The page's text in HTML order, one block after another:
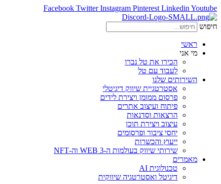
Facebook Twitter Instagram Pinterest Linkedin Youtube
חיפוש
ראשי
מי אני
הכירו את טל נברו
לעבוד עם טל
השירותים שלנו
אסטרטגיית שיווק דיגיטלי
פרסום ממומן ויצירת לידים
פיתוח ועיצוב אתרים
הרצאות וסדנאות
עיצוב ויצירת תוכן
יחסי ציבור ופרסומים
ייעוץ והכשרות
שירותי שיווק בעולמות ה-WEB 3 וה-NFT
מאמרים
טכנולוגית AI
דיגיטל ואסטרטגיה שיווקית